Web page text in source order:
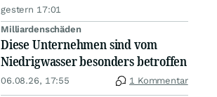
gestern 17:01
Milliardenschäden
Diese Unternehmen sind vom
Niedrigwasser besonders betroffen
06.08.26, 17:55 1 Kommentar